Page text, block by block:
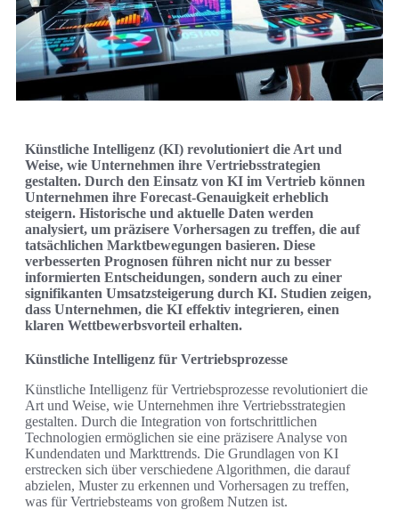
Künstliche Intelligenz (KI) revolutioniert die Art und
Weise, wie Unternehmen ihre Vertriebsstrategien
gestalten. Durch den Einsatz von KI im Vertrieb können
Unternehmen ihre Forecast-Genauigkeit erheblich
steigern. Historische und aktuelle Daten werden
analysiert, um präzisere Vorhersagen zu treffen, die auf
tatsächlichen Marktbewegungen basieren. Diese
verbesserten Prognosen führen nicht nur zu besser
informierten Entscheidungen, sondern auch zu einer
signifikanten Umsatzsteigerung durch KI. Studien zeigen,
dass Unternehmen, die KI effektiv integrieren, einen
klaren Wettbewerbsvorteil erhalten.
Künstliche Intelligenz für Vertriebsprozesse
Künstliche Intelligenz für Vertriebsprozesse revolutioniert die
Art und Weise, wie Unternehmen ihre Vertriebsstrategien
gestalten. Durch die Integration von fortschrittlichen
Technologien ermöglichen sie eine präzisere Analyse von
Kundendaten und Markttrends. Die Grundlagen von KI
erstrecken sich über verschiedene Algorithmen, die darauf
abzielen, Muster zu erkennen und Vorhersagen zu treffen,
was für Vertriebsteams von großem Nutzen ist.